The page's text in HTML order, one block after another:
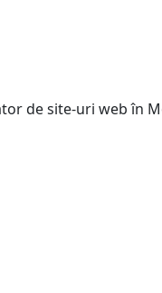
de site-uri web în